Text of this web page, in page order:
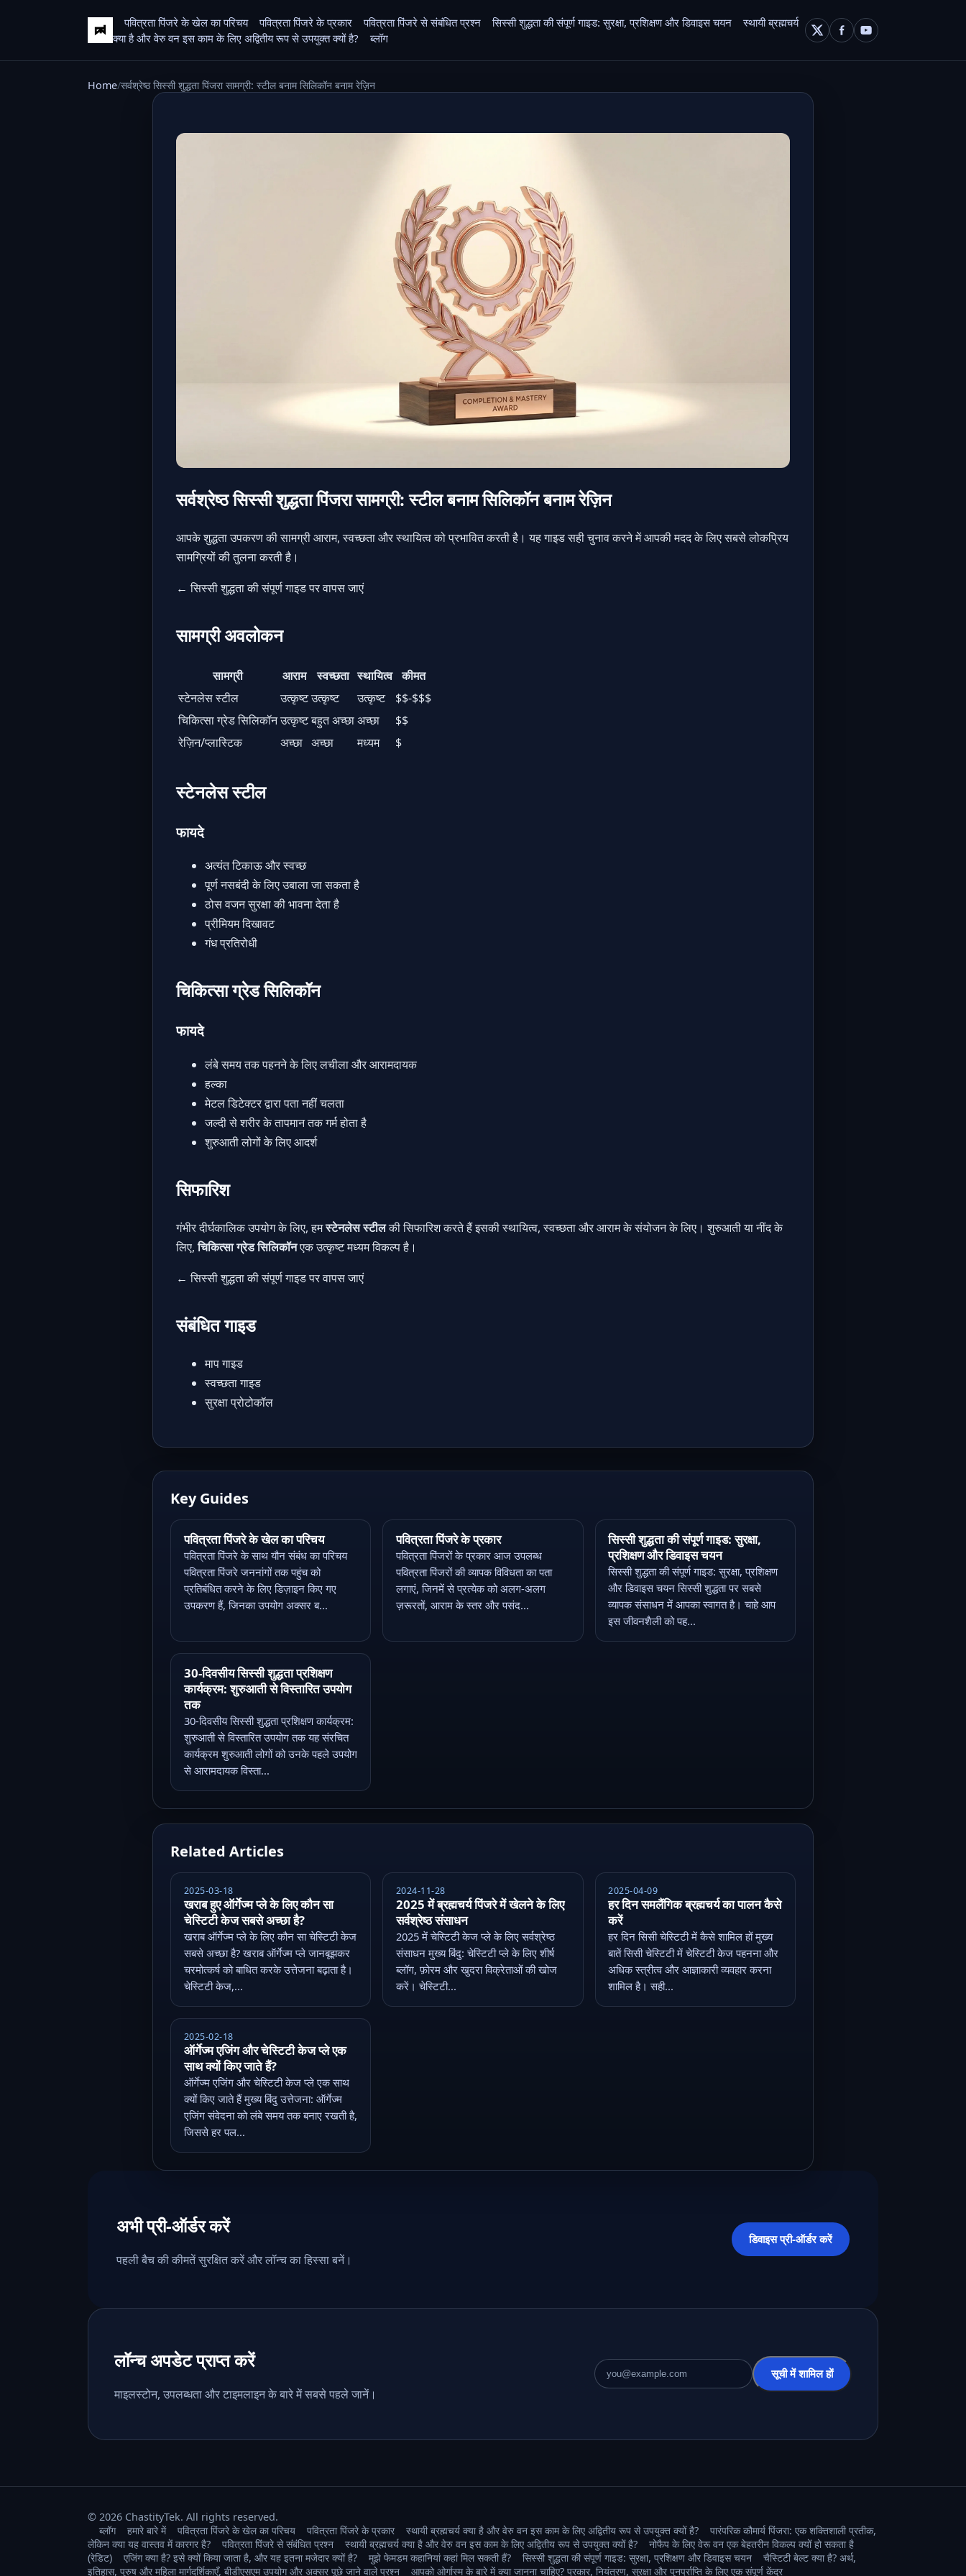
पवित्रता पिंजरे के खेल का परिचय पवित्रता पिंजरे के प्रकार पवित्रता पिंजरे से संबंधित प्रश्न सिस्सी शुद्धता की संपूर्ण गाइड: सुरक्षा, प्रशिक्षण और डिवाइस चयन
स्थायी ब्रह्मचर्य
क्या है और वेरु वन इस काम के लिए अद्वितीय रूप से उपयुक्त क्यों है?
ब्लॉग
Home सर्वश्रेष्ठ सिस्सी शुद्धता पिंजरा सामग्री: स्टील बनाम सिलिकॉन बनाम रेज़िन
सर्वश्रेष्ठ सिस्सी शुद्धता पिंजरा सामग्री: स्टील बनाम सिलिकॉन बनाम रेज़िन
आपके शुद्धता उपकरण की सामग्री आराम, स्वच्छता और स्थायित्व को प्रभावित करती है। यह गाइड सही चुनाव करने में आपकी मदद के लिए सबसे लोकप्रिय
सामग्रियों की तुलना करती है।
← सिस्सी शुद्धता की संपूर्ण गाइड पर वापस जाएं
सामग्री अवलोकन
सामग्री आराम स्वच्छता स्थायित्व कीमत
स्टेनलेस स्टील
उत्कृष्टउत्कृष्ट उत्कृष्ट
$$-$$$
चिकित्सा ग्रेड सिलिकॉनउत्कृष्टबहुत अच्छाअच्छा
$$
रेज़िन/प्लास्टिक
अच्छा अच्छा मध्यम $
स्टेनलेस स्टील
फायदे
अत्यंत टिकाऊ और स्वच्छ
पूर्ण नसबंदी के लिए उबाला जा सकता है
ठोस वजन सुरक्षा की भावना देता है
प्रीमियम दिखावट
गंध प्रतिरोधी
चिकित्सा ग्रेड सिलिकॉन
फायदे
लंबे समय तक पहनने के लिए लचीला और आरामदायक
हल्का
मेटल डिटेक्टर द्वारा पता नहीं चलता
जल्दी से शरीर के तापमान तक गर्म होता है
शुरुआती लोगों के लिए आदर्श
सिफारिश
गंभीर दीर्घकालिक उपयोग के लिए, हमस्टेनलेस स्टीलकी सिफारिश करते हैं इसकी स्थायित्व, स्वच्छता और आराम के संयोजन के लिए। शुरुआती या नींद के
लिए,चिकित्सा ग्रेड सिलिकॉनएक उत्कृष्ट मध्यम विकल्प है।
← सिस्सी शुद्धता की संपूर्ण गाइड पर वापस जाएं
संबंधित गाइड
माप गाइड
स्वच्छता गाइड
सुरक्षा प्रोटोकॉल
Key Guides
पवित्रता पिंजरे के खेल का परिचय
पवित्रता पिंजरे के साथ यौन संबंध का परिचय
पवित्रता पिंजरे जननांगों तक पहुंच को
प्रतिबंधित करने के लिए डिज़ाइन किए गए
उपकरण हैं, जिनका उपयोग अक्सर ब...
पवित्रता पिंजरे के प्रकार
पवित्रता पिंजरों के प्रकार आज उपलब्ध
पवित्रता पिंजरों की व्यापक विविधता का पता
लगाएं, जिनमें से प्रत्येक को अलग-अलग
ज़रूरतों, आराम के स्तर और पसंद...
सिस्सी शुद्धता की संपूर्ण गाइड: सुरक्षा,
प्रशिक्षण और डिवाइस चयन
सिस्सी शुद्धता की संपूर्ण गाइड: सुरक्षा, प्रशिक्षण
और डिवाइस चयन सिस्सी शुद्धता पर सबसे
व्यापक संसाधन में आपका स्वागत है। चाहे आप
इस जीवनशैली को पह...
30-दिवसीय सिस्सी शुद्धता प्रशिक्षण
कार्यक्रम: शुरुआती से विस्तारित उपयोग
तक
30-दिवसीय सिस्सी शुद्धता प्रशिक्षण कार्यक्रम:
शुरुआती से विस्तारित उपयोग तक यह संरचित
कार्यक्रम शुरुआती लोगों को उनके पहले उपयोग
से आरामदायक विस्ता...
Related Articles
2025-03-18
खराब हुए ऑर्गेज्म प्ले के लिए कौन सा
चेस्टिटी केज सबसे अच्छा है?
खराब ऑर्गेज्म प्ले के लिए कौन सा चेस्टिटी केज
सबसे अच्छा है? खराब ऑर्गेज्म प्ले जानबूझकर
चरमोत्कर्ष को बाधित करके उत्तेजना बढ़ाता है।
चेस्टिटी केज,...
2024-11-28
2025 में ब्रह्मचर्य पिंजरे में खेलने के लिए
सर्वश्रेष्ठ संसाधन
2025 में चेस्टिटी केज प्ले के लिए सर्वश्रेष्ठ
संसाधन मुख्य बिंदु: चेस्टिटी प्ले के लिए शीर्ष
ब्लॉग, फ़ोरम और खुदरा विक्रेताओं की खोज
करें। चेस्टिटी...
2025-04-09
हर दिन समलैंगिक ब्रह्मचर्य का पालन कैसे
करें
हर दिन सिसी चेस्टिटी में कैसे शामिल हों मुख्य
बातें सिसी चेस्टिटी में चेस्टिटी केज पहनना और
अधिक स्त्रीत्व और आज्ञाकारी व्यवहार करना
शामिल है। सही...
2025-02-18
ऑर्गेज्म एजिंग और चेस्टिटी केज प्ले एक
साथ क्यों किए जाते हैं?
ऑर्गेज्म एजिंग और चेस्टिटी केज प्ले एक साथ
क्यों किए जाते हैं मुख्य बिंदु उत्तेजना: ऑर्गेज्म
एजिंग संवेदना को लंबे समय तक बनाए रखती है,
जिससे हर पल...
अभी प्री-ऑर्डर करें
पहली बैच की कीमतें सुरक्षित करें और लॉन्च का हिस्सा बनें।
डिवाइस प्री-ऑर्डर करें
लॉन्च अपडेट प्राप्त करें
माइलस्टोन, उपलब्धता और टाइमलाइन के बारे में सबसे पहले जानें।
ईमेल पता सूची में शामिल हों
© 2026 ChastityTek. All rights reserved.
ब्लॉग
हमारे बारे में पवित्रता पिंजरे के खेल का परिचय पवित्रता पिंजरे के प्रकार स्थायी ब्रह्मचर्य क्या है और वेरु वन इस काम के लिए अद्वितीय रूप से उपयुक्त क्यों है?
पारंपरिक कौमार्य पिंजरा: एक शक्तिशाली प्रतीक,
लेकिन क्या यह वास्तव में कारगर है?
पवित्रता पिंजरे से संबंधित प्रश्न स्थायी ब्रह्मचर्य क्या है और वेरु वन इस काम के लिए अद्वितीय रूप से उपयुक्त क्यों है?
नोफैप के लिए वेरू वन एक बेहतरीन विकल्प क्यों हो सकता है
(रेडिट)
एजिंग क्या है? इसे क्यों किया जाता है, और यह इतना मजेदार क्यों है? मुझे फेमडम कहानियां कहां मिल सकती हैं? सिस्सी शुद्धता की संपूर्ण गाइड: सुरक्षा, प्रशिक्षण और डिवाइस चयन
चैस्टिटी बेल्ट क्या है? अर्थ,
इतिहास, पुरुष और महिला मार्गदर्शिकाएँ, बीडीएसएम उपयोग और अक्सर पूछे जाने वाले प्रश्न
आपको ओर्गास्म के बारे में क्या जानना चाहिए? प्रकार, नियंत्रण, सुरक्षा और पुनर्प्राप्ति के लिए एक संपूर्ण केंद्र